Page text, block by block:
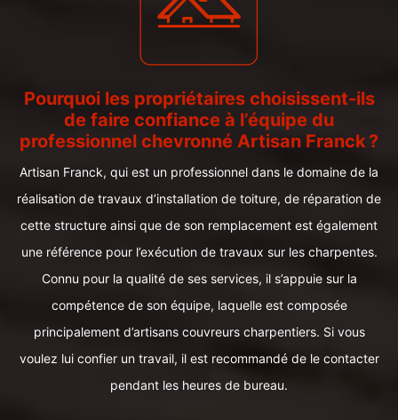
Pourquoi les propriétaires choisissent-ils
de faire confiance à l’équipe du
professionnel chevronné Artisan Franck ?
Artisan Franck, qui est un professionnel dans le domaine de la
réalisation de travaux d’installation de toiture, de réparation de
cette structure ainsi que de son remplacement est également
une référence pour l’exécution de travaux sur les charpentes.
Connu pour la qualité de ses services, il s’appuie sur la
compétence de son équipe, laquelle est composée
principalement d’artisans couvreurs charpentiers. Si vous
voulez lui confier un travail, il est recommandé de le contacter
pendant les heures de bureau.